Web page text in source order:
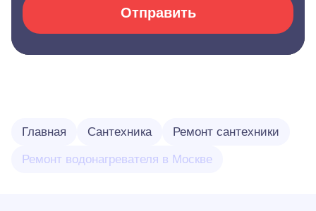
Отправить
Главная Сантехника Ремонт сантехники
Ремонт водонагревателя в Москве